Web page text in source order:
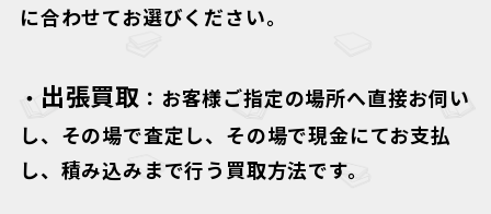
に合わせてお選びください。
・ 出張買取 ：お客様ご指定の場所へ直接お伺い
し、その場で査定し、その場で現金にてお支払
し、積み込みまで行う買取方法です。